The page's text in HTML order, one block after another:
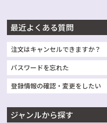
最近よくある質問
注文はキャンセルできますか？
パスワードを忘れた
登録情報の確認・変更をしたい
ジャンルから探す